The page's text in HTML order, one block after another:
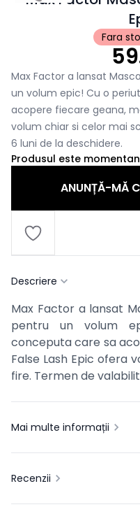
Fara
Max Factor a lansat
un volum epic! Cu o
acopere fiecare geana,
volum chiar si celor mai
6 luni de la deschidere.
Produsul este
ANUNȚĂ-MĂ
Descriere
Max Factor a lansat
pentru un volum
conceputa care sa
False Lash Epic ofera
fire. Termen de
Mai multe informații
Recenzii